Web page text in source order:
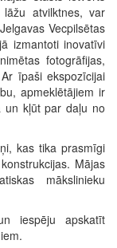
atvilktnes, var
Vecpilsētas
izmantoti inovatīvi
fotogrāfijas,
īpaši ekspozīcijai
apmeklētājiem ir
un kļūt par daļu no
kas tika prasmīgi
Mājas
mākslinieku
iespēju apskatīt